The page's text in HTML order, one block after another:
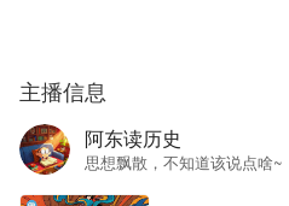
主播信息
阿东读历史
思想飘散，不知道该说点啥~